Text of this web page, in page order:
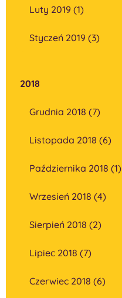
Luty 2019 (1)
Styczeń 2019 (3)
2018
Grudnia 2018 (7)
Listopada 2018 (6)
Października 2018 (1)
Wrzesień 2018 (4)
Sierpień 2018 (2)
Lipiec 2018 (7)
Czerwiec 2018 (6)